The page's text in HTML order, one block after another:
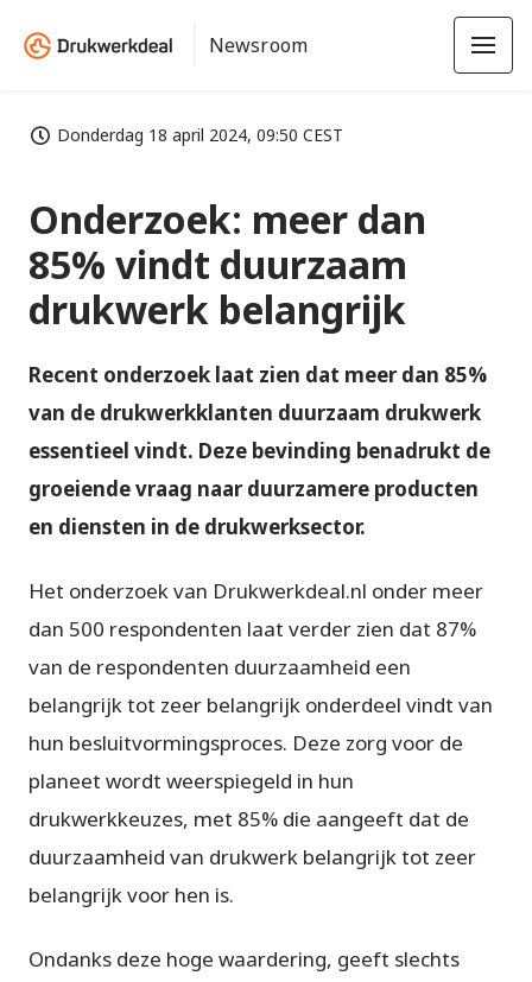
Newsroom
Donderdag 18 april 2024, 09:50 CEST
Onderzoek: meer dan
85% vindt duurzaam
drukwerk belangrijk
Recent onderzoek laat zien dat meer dan 85%
van de drukwerkklanten duurzaam drukwerk
essentieel vindt. Deze bevinding benadrukt de
groeiende vraag naar duurzamere producten
en diensten in de drukwerksector.
Het onderzoek van Drukwerkdeal.nl onder meer
dan 500 respondenten laat verder zien dat 87%
van de respondenten duurzaamheid een
belangrijk tot zeer belangrijk onderdeel vindt van
hun besluitvormingsproces. Deze zorg voor de
planeet wordt weerspiegeld in hun
drukwerkkeuzes, met 85% die aangeeft dat de
duurzaamheid van drukwerk belangrijk tot zeer
belangrijk voor hen is.
Ondanks deze hoge waardering, geeft slechts